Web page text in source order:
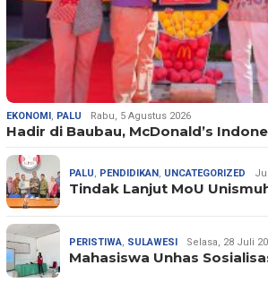
EKONOMI , PALU Rabu, 5 Agustus 2026
Hadir di Baubau, McDonald’s
PALU, PENDIDIKAN , UNCATEGORIZED
Tindak Lanjut MoU
PERISTIWA, SULAWESI Selasa, 28 Juli
Mahasiswa Unhas